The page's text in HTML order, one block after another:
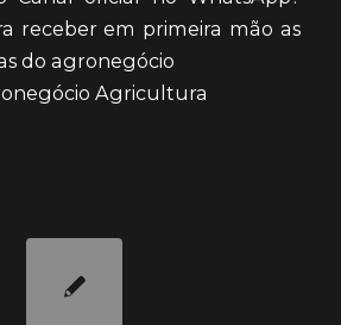
receber em primeira mão as
do agronegócio
Agricultura